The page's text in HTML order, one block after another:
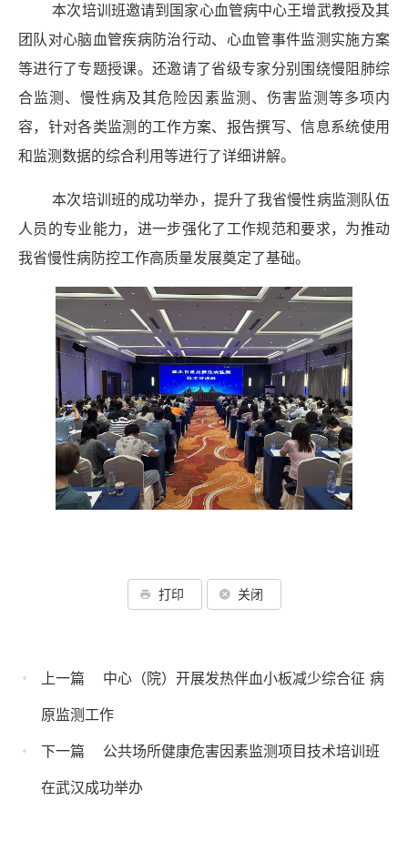
本次培训班邀请到国家心血管病中心王增武教授及其
团队对心脑血管疾病防治行动、心血管事件监测实施方案
等进行了专题授课。还邀请了省级专家分别围绕慢阻肺综
合监测、慢性病及其危险因素监测、伤害监测等多项内
容，针对各类监测的工作方案、报告撰写、信息系统使用
和监测数据的综合利用等进行了详细讲解。
本次培训班的成功举办，提升了我省慢性病监测队伍
人员的专业能力，进一步强化了工作规范和要求，为推动
我省慢性病防控工作高质量发展奠定了基础。
打印 关闭
上一篇
中心（院）开展发热伴血小板减少综合征 病
原监测工作
下一篇
公共场所健康危害因素监测项目技术培训班
在武汉成功举办